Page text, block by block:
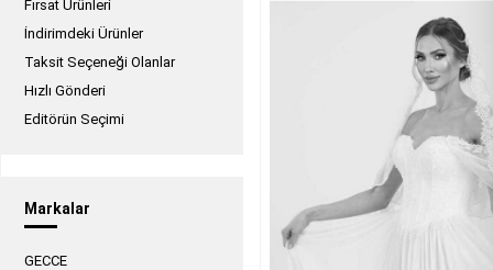
Fırsat Ürünleri
İndirimdeki Ürünler
Taksit Seçeneği Olanlar
Hızlı Gönderi
Editörün Seçimi
Markalar
GECCE